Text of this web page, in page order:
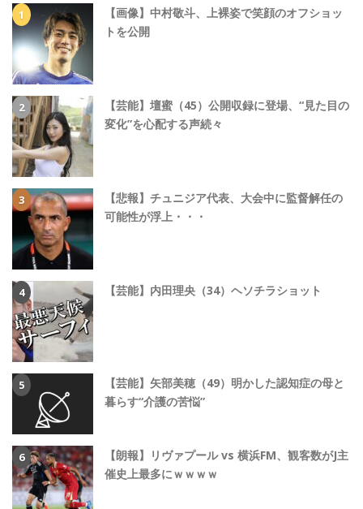
【画像】中村敬斗、上裸姿で笑顔のオフショッ
トを公開
【芸能】壇蜜（45）公開収録に登場、“見た目の
変化”を心配する声続々
【悲報】チュニジア代表、大会中に監督解任の
可能性が浮上・・・
【芸能】内田理央（34）ヘソチラショット
【芸能】矢部美穂（49）明かした認知症の母と
暮らす“介護の苦悩”
【朗報】リヴァプール vs 横浜FM、観客数がJ主
催史上最多にｗｗｗｗ